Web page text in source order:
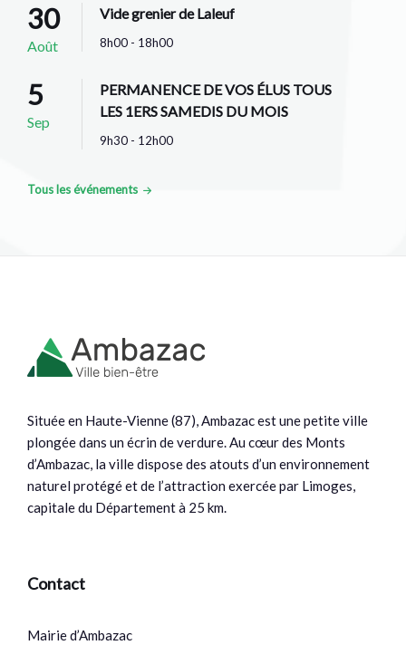
30
Août
Vide grenier de Laleuf
8h00 - 18h00
5
Sep
PERMANENCE DE VOS ÉLUS TOUS
LES 1ERS SAMEDIS DU MOIS
9h30 - 12h00
Tous les événements
Située en Haute-Vienne (87), Ambazac est une petite ville
plongée dans un écrin de verdure. Au cœur des Monts
d’Ambazac, la ville dispose des atouts d’un environnement
naturel protégé et de l’attraction exercée par Limoges,
capitale du Département à 25 km.
Contact
Mairie d’Ambazac